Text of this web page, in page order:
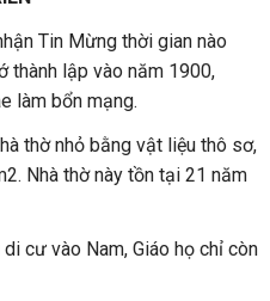
Tin Mừng thời gian nào
thành lập vào năm 1900,
làm bổn mạng.
thờ nhỏ bằng vật liệu thô sơ,
Nhà thờ này tồn tại 21 năm
cư vào Nam, Giáo họ chỉ còn